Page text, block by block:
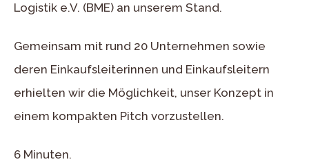
Logistik e.V. (BME) an unserem Stand.
Gemeinsam mit rund 20 Unternehmen sowie
deren Einkaufsleiterinnen und Einkaufsleitern
erhielten wir die Möglichkeit, unser Konzept in
einem kompakten Pitch vorzustellen.
6 Minuten.